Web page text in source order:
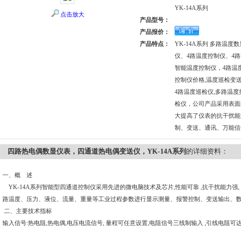
点击放大
YK-14A系列
产品型号：
产品报价：
产品特点：
YK-14A系列 多路温度
仪、4路温度控制仪、4
智能温度控制仪，4路温
控制仪价格,温度巡检变
4路温度巡检仪,多路温
检仪，公司产品采用表
大提高了仪表的抗干扰
制、变送、通讯、万能信
四路热电偶数显仪表，四通道热电偶变送仪，YK-14A系列 的详细资料：
一、概 述
YK-14A系列智能型四通道控制仪采用先进的微电脑技术及芯片,性能可靠 ,抗干扰能力强
路温度、压力、液位、流量、重量等工业过程参数进行显示测量、报警控制、变送输出、数
二、主要技术指标
输入信号:热电阻,热电偶,电压电流信号, 量程可任意设置,电阻信号三线制输入 ,引线电阻可